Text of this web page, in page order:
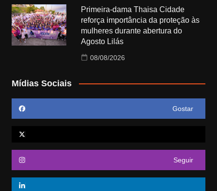
Primeira-dama Thaisa Cidade
reforça importância da proteção às
mulheres durante abertura do
Agosto Lilás
08/08/2026
Mídias Sociais
Gostar
Seguir